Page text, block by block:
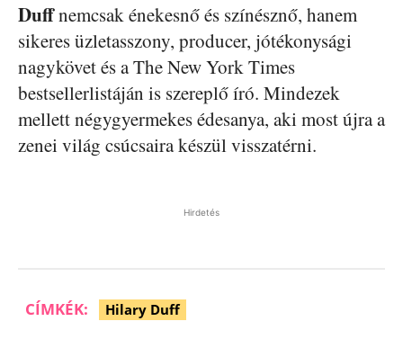
Duffnemcsak énekesnő és színésznő, hanem
sikeres üzletasszony, producer, jótékonysági
nagykövet és a The New York Times
bestsellerlistáján is szereplő író. Mindezek
mellett négygyermekes édesanya, aki most újra a
zenei világ csúcsaira készül visszatérni.
Hirdetés
CÍMKÉK: Hilary Duff